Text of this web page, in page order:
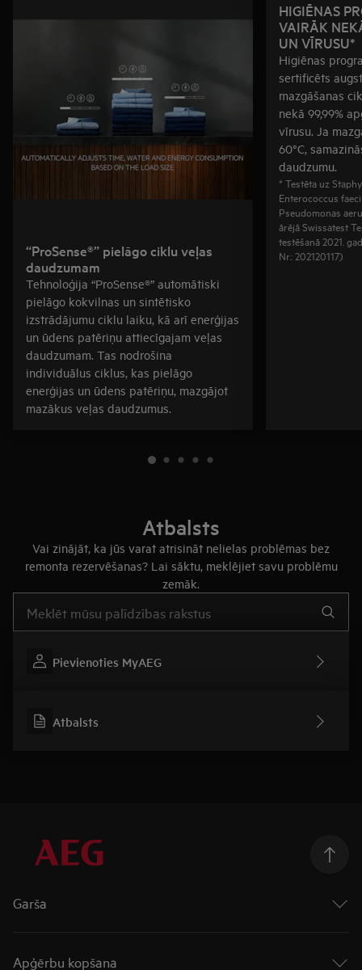
“ProSense®” pielāgo ciklu veļas
daudzumam
Tehnoloģija “ProSense®” automātiski
pielāgo kokvilnas un sintētisko
izstrādājumu ciklu laiku, kā arī enerģijas
un ūdens patēriņu attiecīgajam veļas
daudzumam. Tas nodrošina
individuālus ciklus, kas pielāgo
enerģijas un ūdens patēriņu, mazgājot
mazākus veļas daudzumus.
HIGIĒNAS
VAIRĀK
UN VĪRUSU*
Higiēnas
sertificēts
mazgāšanas
nekā 99,99%
vīrusu. Ja
60°C,
daudzumu.
* Testēta uz
Enterococcus
Pseudomonas
ārējā Swissatest
testēšanā 2021.
Nr.: 202120117)
Atbalsts
Vai zinājāt, ka jūs varat atrisināt nelielas problēmas bez
remonta rezervēšanas? Lai sāktu, meklējiet savu problēmu
zemāk.
Pievienoties MyAEG
Atbalsts
Garša
Virsmas
Apģērbu kopšana